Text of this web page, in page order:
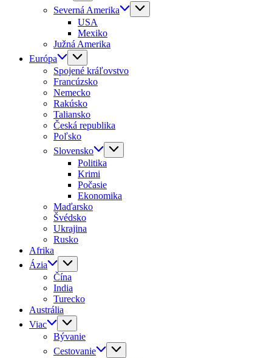
Severná Amerika
USA
Mexiko
Južná Amerika
Európa
Spojené kráľovstvo
Francúzsko
Nemecko
Rakúsko
Taliansko
Česká republika
Poľsko
Slovensko
Politika
Krimi
Počasie
Ekonomika
Maďarsko
Švédsko
Ukrajina
Rusko
Afrika
Ázia
Čína
India
Turecko
Austrália
Viac
Bývanie
Cestovanie